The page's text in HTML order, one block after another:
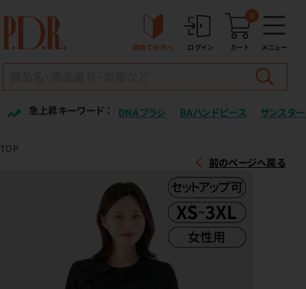
初めての方へ ログイン カート
0
メニュー
急上昇キーワード ： DNAブラシ BAハンドピース サンスター
TOP
前のページへ戻る